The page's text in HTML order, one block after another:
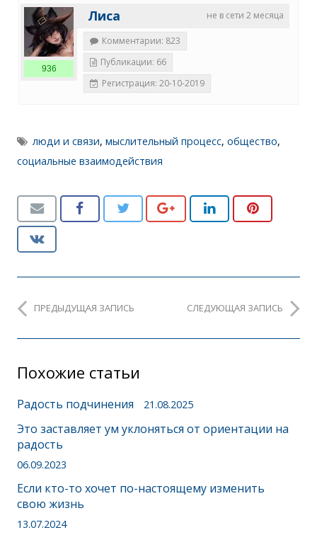
не в сети 2 месяца
Лиса
936
Комментарии: 823
Публикации: 66
Регистрация: 20-10-2019
люди и связи,мыслительный процесс,общество,
социальные взаимодействия
ПРЕДЫДУЩАЯ ЗАПИСЬ СЛЕДУЮЩАЯ ЗАПИСЬ
Похожие статьи
Радость подчинения 21.08.2025
Это заставляет ум уклоняться от ориентации на
радость
06.09.2023
Если кто-то хочет по-настоящему изменить
свою жизнь
13.07.2024